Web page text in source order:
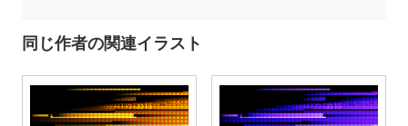
同じ作者の関連イラスト